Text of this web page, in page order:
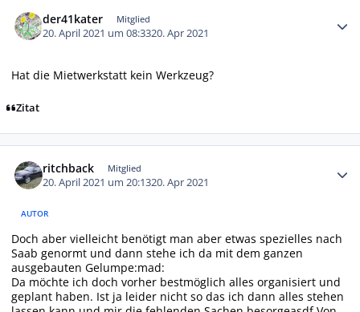
der41kater Mitglied
20. April 2021 um 08:3320. Apr 2021
Hat die Mietwerkstatt kein Werkzeug?
Zitat
ritchback Mitglied
20. April 2021 um 20:1320. Apr 2021
AUTOR
Doch aber vielleicht benötigt man aber etwas spezielles nach
Saab genormt und dann stehe ich da mit dem ganzen
ausgebauten Gelumpe:mad:
Da möchte ich doch vorher bestmöglich alles organisiert und
geplant haben. Ist ja leider nicht so das ich dann alles stehen